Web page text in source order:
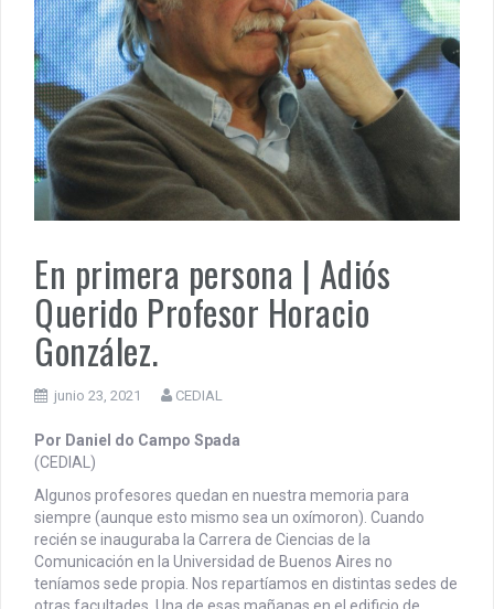
PENSAR UNA SEÑAL | Se echan los dados éticos de la
sustentibilidad. | 6 DE AGOSTO: SOBERANIA TERRITORIAL,
ECONOMICA Y POLITICA
DOCUMENTO CEDIAL | Repudiamos las declaraciones ofensivas
Milei contra la República Federativa del Brasil.
En primera persona | Adiós
Querido Profesor Horacio
González.
junio 23, 2021 CEDIAL
Por Daniel do Campo Spada
(CEDIAL)
Algunos profesores quedan en nuestra memoria para
siempre (aunque esto mismo sea un oxímoron). Cuando
recién se inauguraba la Carrera de Ciencias de la
Comunicación en la Universidad de Buenos Aires no
teníamos sede propia. Nos repartíamos en distintas sedes de
otras facultades. Una de esas mañanas en el edificio de